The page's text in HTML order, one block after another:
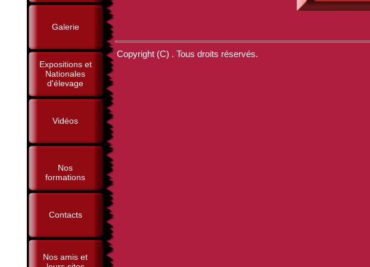
Galerie
Expositions et
Nationales
d'élevage
Vidéos
Nos
formations
Contacts
Nos amis et
Copyright (C) . Tous droits réservés.